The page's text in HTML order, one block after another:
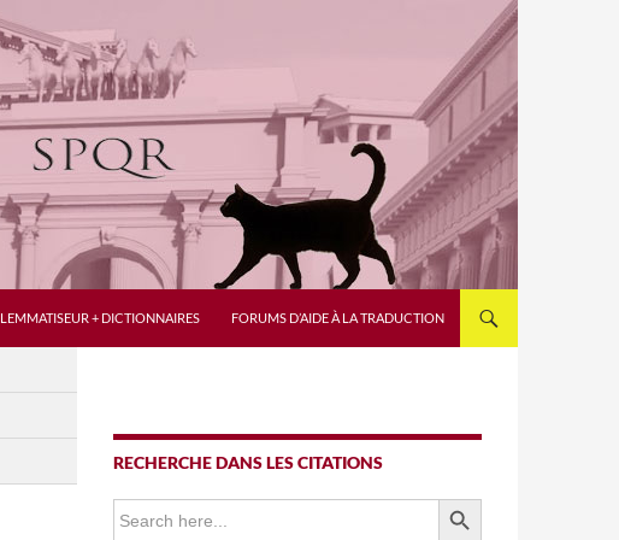
LEMMATISEUR + DICTIONNAIRES FORUMS D’AIDE À LA TRADUCTION
RECHERCHE DANS LES CITATIONS
Search
for:
SEARCH BUTTON